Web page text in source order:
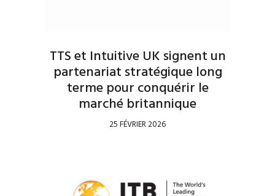
TTS et Intuitive UK signent un
partenariat stratégique long
terme pour conquérir le
marché britannique
25 FÉVRIER 2026